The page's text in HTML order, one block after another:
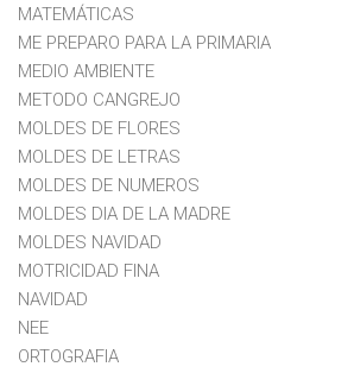
MATEMÁTICAS
ME PREPARO PARA LA PRIMARIA
MEDIO AMBIENTE
METODO CANGREJO
MOLDES DE FLORES
MOLDES DE LETRAS
MOLDES DE NUMEROS
MOLDES DIA DE LA MADRE
MOLDES NAVIDAD
MOTRICIDAD FINA
NAVIDAD
NEE
ORTOGRAFIA